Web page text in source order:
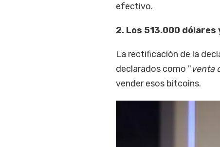
efectivo.
2. Los 513.000
La rectificación de la
declarados como "venta
vender esos bitcoins.